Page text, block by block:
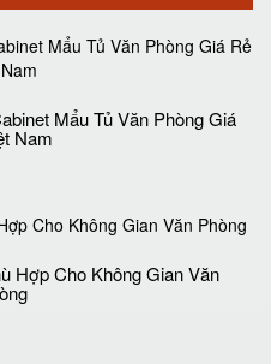
Mẩu Tủ Văn Phòng Giá
Nam
Hợp Cho Không Gian Văn